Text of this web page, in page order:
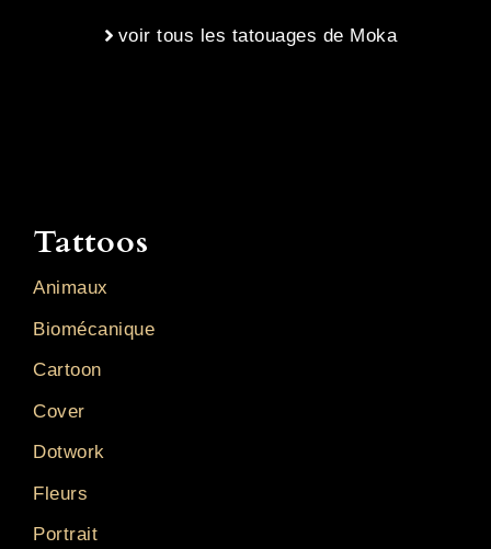
voir tous les tatouages de Moka
Tattoos
Animaux
Biomécanique
Cartoon
Cover
Dotwork
Fleurs
Portrait